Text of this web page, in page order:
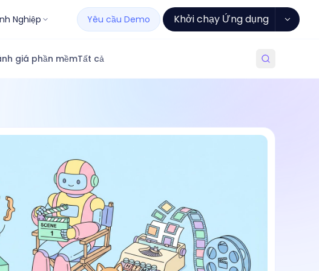
Nghiệp Yêu cầu Demo Khởi chạy Ứng dụng
giá phần mềmTất cả